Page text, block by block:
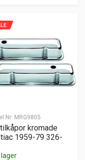
Nr: MRG9805
kromade
1959-79 326-
lager